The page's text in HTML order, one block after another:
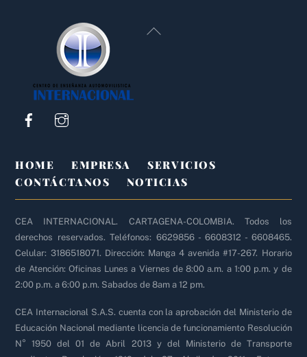
Back
HOME EMPRESA
SERVICIOS
CONTÁCTANOS
NOTICIAS
CEA INTERNACIONAL. CARTAGENA-COLOMBIA. Todos los
derechos reservados. Teléfonos: 6629856 - 6608312 - 6608465.
Celular: 3186518071. Dirección: Manga 4 avenida #17-267. Horario
de Atención: Oficinas Lunes a Viernes de 8:00 a.m. a 1:00 p.m. y de
2:00 p.m. a 6:00 p.m. Sabados de 8am a 12 pm.
CEA Internacional S.A.S. cuenta con la aprobación del Ministerio de
Educación Nacional mediante licencia de funcionamiento Resolución
N° 1950 del 01 de Abril 2013 y del Ministerio de Transporte